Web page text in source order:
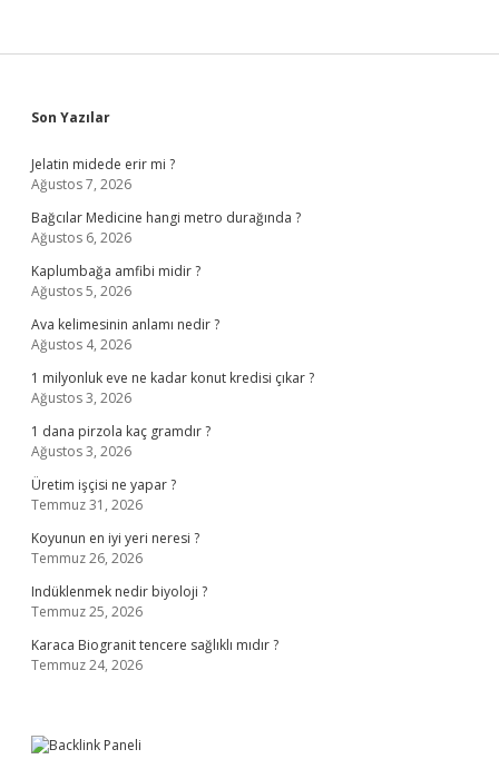
Sidebar
Son Yazılar
Jelatin midede erir mi ?
Ağustos 7, 2026
Bağcılar Medicine hangi metro durağında ?
Ağustos 6, 2026
Kaplumbağa amfibi midir ?
Ağustos 5, 2026
Ava kelimesinin anlamı nedir ?
Ağustos 4, 2026
1 milyonluk eve ne kadar konut kredisi çıkar ?
Ağustos 3, 2026
1 dana pirzola kaç gramdır ?
Ağustos 3, 2026
Üretim işçisi ne yapar ?
Temmuz 31, 2026
Koyunun en iyi yeri neresi ?
Temmuz 26, 2026
Indüklenmek nedir biyoloji ?
Temmuz 25, 2026
Karaca Biogranit tencere sağlıklı mıdır ?
Temmuz 24, 2026